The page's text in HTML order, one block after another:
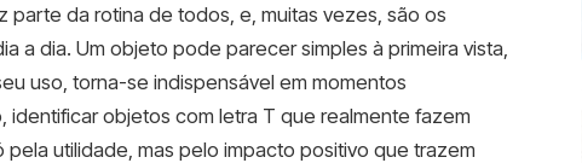
parte da rotina de todos, e, muitas vezes, são os
a dia. Um objeto pode parecer simples à primeira vista,
uso, torna-se indispensável em momentos
identificar objetos com letra T que realmente fazem
utilidade, mas pelo impacto positivo que trazem